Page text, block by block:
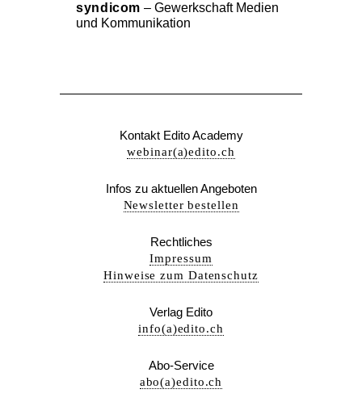
syndicom – Gewerkschaft Medien
und Kommunikation
Kontakt Edito Academy
webinar(a)edito.ch
Infos zu aktuellen Angeboten
Newsletter bestellen
Rechtliches
Impressum
Hinweise zum Datenschutz
Verlag Edito
info(a)edito.ch
Abo-Service
abo(a)edito.ch